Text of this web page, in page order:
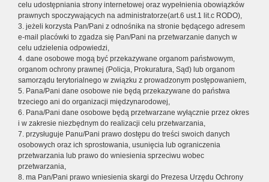
celu udostępniania strony internetowej oraz wypełnienia obowiązków
prawnych spoczywających na administratorze(art.6 ust.1 lit.c RODO),
3. jeżeli korzysta Pan/Pani z odnośnika na stronie będącego adresem
e-mail placówki to zgadza się Pan/Pani na przetwarzanie danych w
celu udzielenia odpowiedzi,
4. dane osobowe mogą być przekazywane organom państwowym,
organom ochrony prawnej (Policja, Prokuratura, Sąd) lub organom
samorządu terytorialnego w związku z prowadzonym postępowaniem,
5. Pana/Pani dane osobowe nie będą przekazywane do państwa
trzeciego ani do organizacji międzynarodowej,
6. Pana/Pani dane osobowe będą przetwarzane wyłącznie przez okres
i w zakresie niezbędnym do realizacji celu przetwarzania,
7. przysługuje Panu/Pani prawo dostępu do treści swoich danych
osobowych oraz ich sprostowania, usunięcia lub ograniczenia
przetwarzania lub prawo do wniesienia sprzeciwu wobec
przetwarzania,
8. ma Pan/Pani prawo wniesienia skargi do Prezesa Urzędu Ochrony